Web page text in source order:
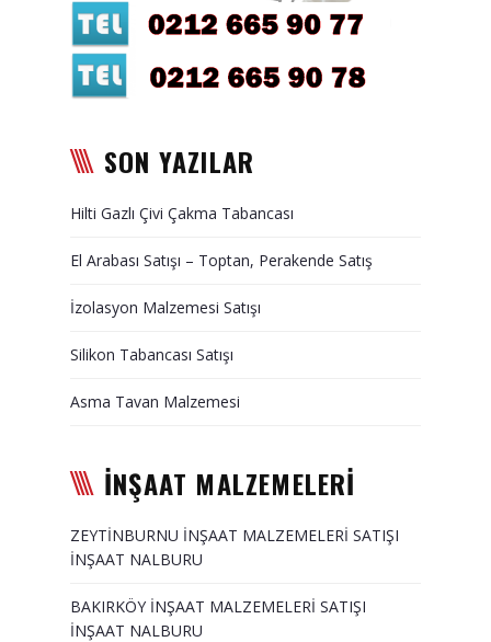
Duvar Paneli, Söve, Dekoratif
Kaplama
BİZE ULAŞIN
SON YAZILAR
Hilti Gazlı Çivi Çakma Tabancası
El Arabası Satışı – Toptan, Perakende Satış
İzolasyon Malzemesi Satışı
Silikon Tabancası Satışı
Asma Tavan Malzemesi
İNŞAAT MALZEMELERİ
ZEYTİNBURNU İNŞAAT MALZEMELERİ SATIŞI
İNŞAAT NALBURU
BAKIRKÖY İNŞAAT MALZEMELERİ SATIŞI
İNŞAAT NALBURU